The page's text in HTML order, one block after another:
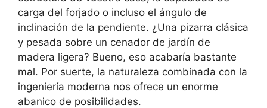
carga del forjado o incluso el ángulo de
inclinación de la pendiente. ¿Una pizarra clásica
y pesada sobre un cenador de jardín de
madera ligera? Bueno, eso acabaría bastante
mal. Por suerte, la naturaleza combinada con la
ingeniería moderna nos ofrece un enorme
abanico de posibilidades.